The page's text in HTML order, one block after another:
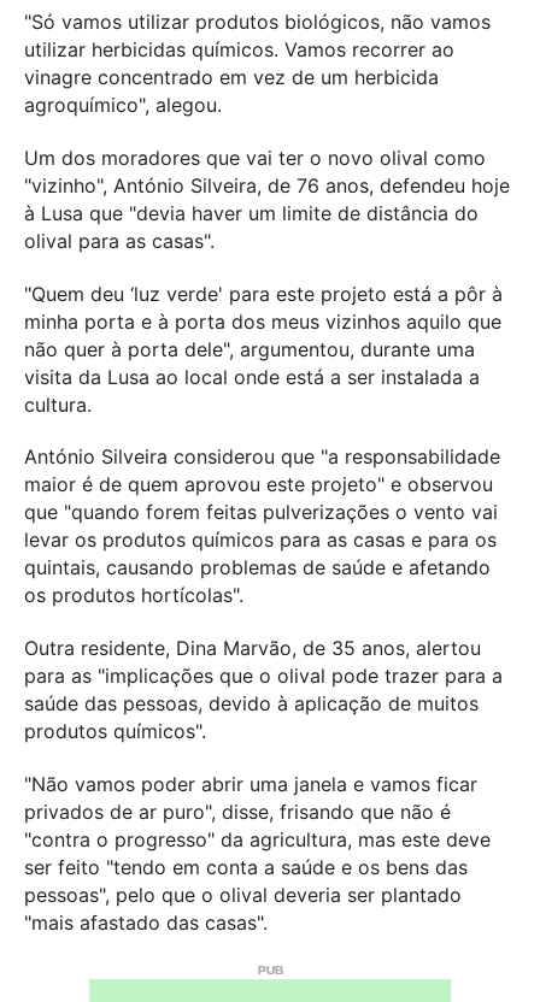
"Só vamos utilizar produtos biológicos, não vamos
utilizar herbicidas químicos. Vamos recorrer ao
vinagre concentrado em vez de um herbicida
agroquímico", alegou.
Um dos moradores que vai ter o novo olival como
"vizinho", António Silveira, de 76 anos, defendeu hoje
à Lusa que "devia haver um limite de distância do
olival para as casas".
"Quem deu ‘luz verde' para este projeto está a pôr à
minha porta e à porta dos meus vizinhos aquilo que
não quer à porta dele", argumentou, durante uma
visita da Lusa ao local onde está a ser instalada a
cultura.
António Silveira considerou que "a responsabilidade
maior é de quem aprovou este projeto" e observou
que "quando forem feitas pulverizações o vento vai
levar os produtos químicos para as casas e para os
quintais, causando problemas de saúde e afetando
os produtos hortícolas".
Outra residente, Dina Marvão, de 35 anos, alertou
para as "implicações que o olival pode trazer para a
saúde das pessoas, devido à aplicação de muitos
produtos químicos".
"Não vamos poder abrir uma janela e vamos ficar
privados de ar puro", disse, frisando que não é
"contra o progresso" da agricultura, mas este deve
ser feito "tendo em conta a saúde e os bens das
pessoas", pelo que o olival deveria ser plantado
"mais afastado das casas".